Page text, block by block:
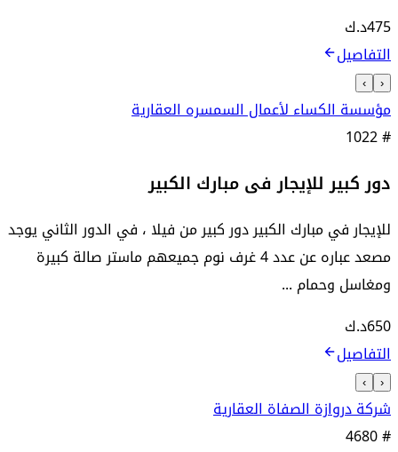
475د.ك
التفاصيل
‹
›
مؤسسة الكساء لأعمال السمسره العقارية
1022#
دور كبير للإيجار فى مبارك الكبير
للإيجار في مبارك الكبير دور كبير من فيلا ، في الدور الثاني يوجد
مصعد عباره عن عدد 4 غرف نوم جميعهم ماستر صالة كبيرة
ومغاسل وحمام ...
650د.ك
التفاصيل
‹
›
شركة دروازة الصفاة العقارية
4680#